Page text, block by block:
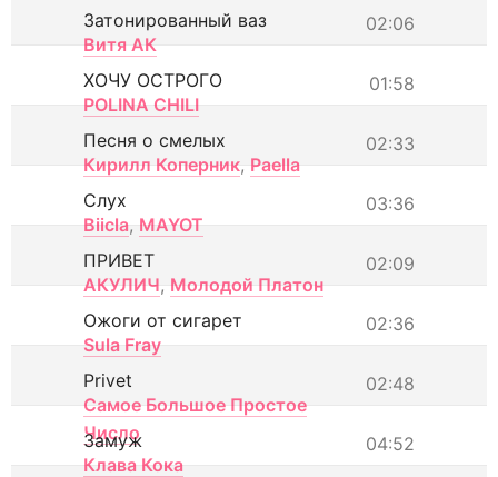
02:06
Затонированный ваз
Витя АК
01:58
ХОЧУ ОСТРОГО
POLINA CHILI
02:33
Песня о смелых
Кирилл Коперник, Paella
03:36
Слух
Biicla, MAYOT
02:09
ПРИВЕТ
АКУЛИЧ, Молодой Платон
02:36
Ожоги от сигарет
Sula Fray
02:48
Privet
Самое Большое Простое
Число
04:52
Замуж
Клава Кока